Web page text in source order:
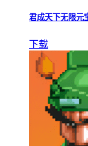
君成天下无限元
下载